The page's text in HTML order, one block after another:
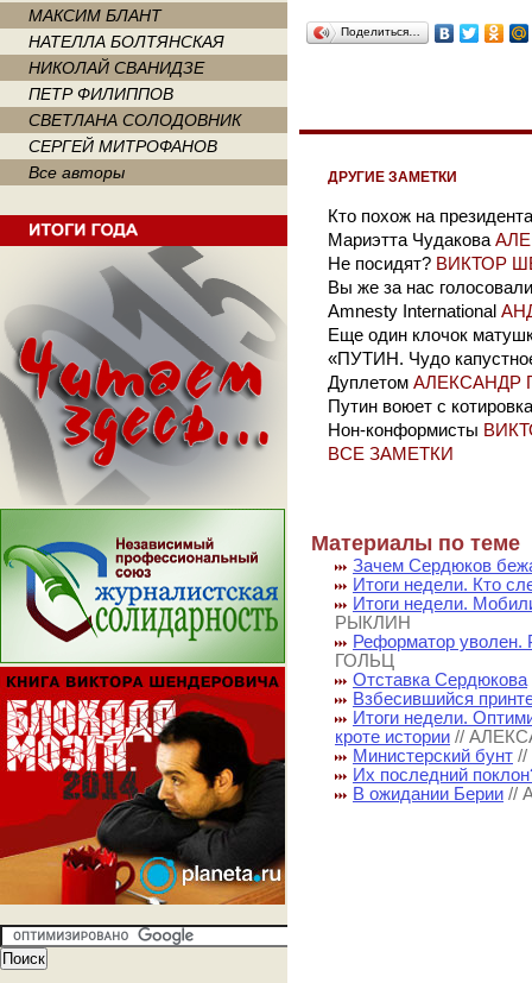
МАКСИМ БЛАНТ
НАТЕЛЛА БОЛТЯНСКАЯ
НИКОЛАЙ СВАНИДЗЕ
ПЕТР ФИЛИППОВ
СВЕТЛАНА СОЛОДОВНИК
СЕРГЕЙ МИТРОФАНОВ
Все авторы
Поделиться…
ДРУГИЕ ЗАМЕТКИ
Кто похож на
Мариэтта Чудакова
Не посидят? ВИКТОР
Вы же за нас голосовали
Amnesty International
Еще один клочок
«ПУТИН. Чудо
Дуплетом АЛЕКСАНДР
Путин воюет с
Нон-конформисты
ВСЕ ЗАМЕТКИ
Материалы по теме
Зачем Сердюков
Итоги недели. Кто
Итоги недели.
РЫКЛИН
Реформатор уволен.
ГОЛЬЦ
Отставка Сердюкова
Взбесившийся
Итоги недели.
кроте истории //
Министерский бунт
Их последний
В ожидании Берии //